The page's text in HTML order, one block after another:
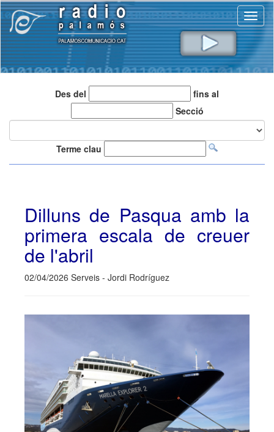
Des del
fins al
Secció
Terme clau
Dilluns de Pasqua amb la
primera escala de creuer
de l'abril
02/04/2026 Serveis - Jordi Rodríguez